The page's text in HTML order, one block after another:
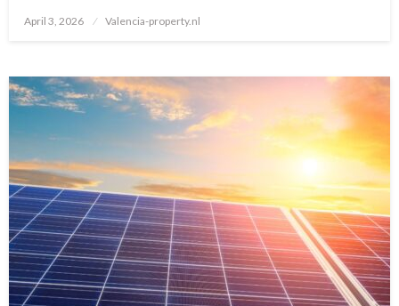
Posted
April 3, 2026 Valencia-property.nl